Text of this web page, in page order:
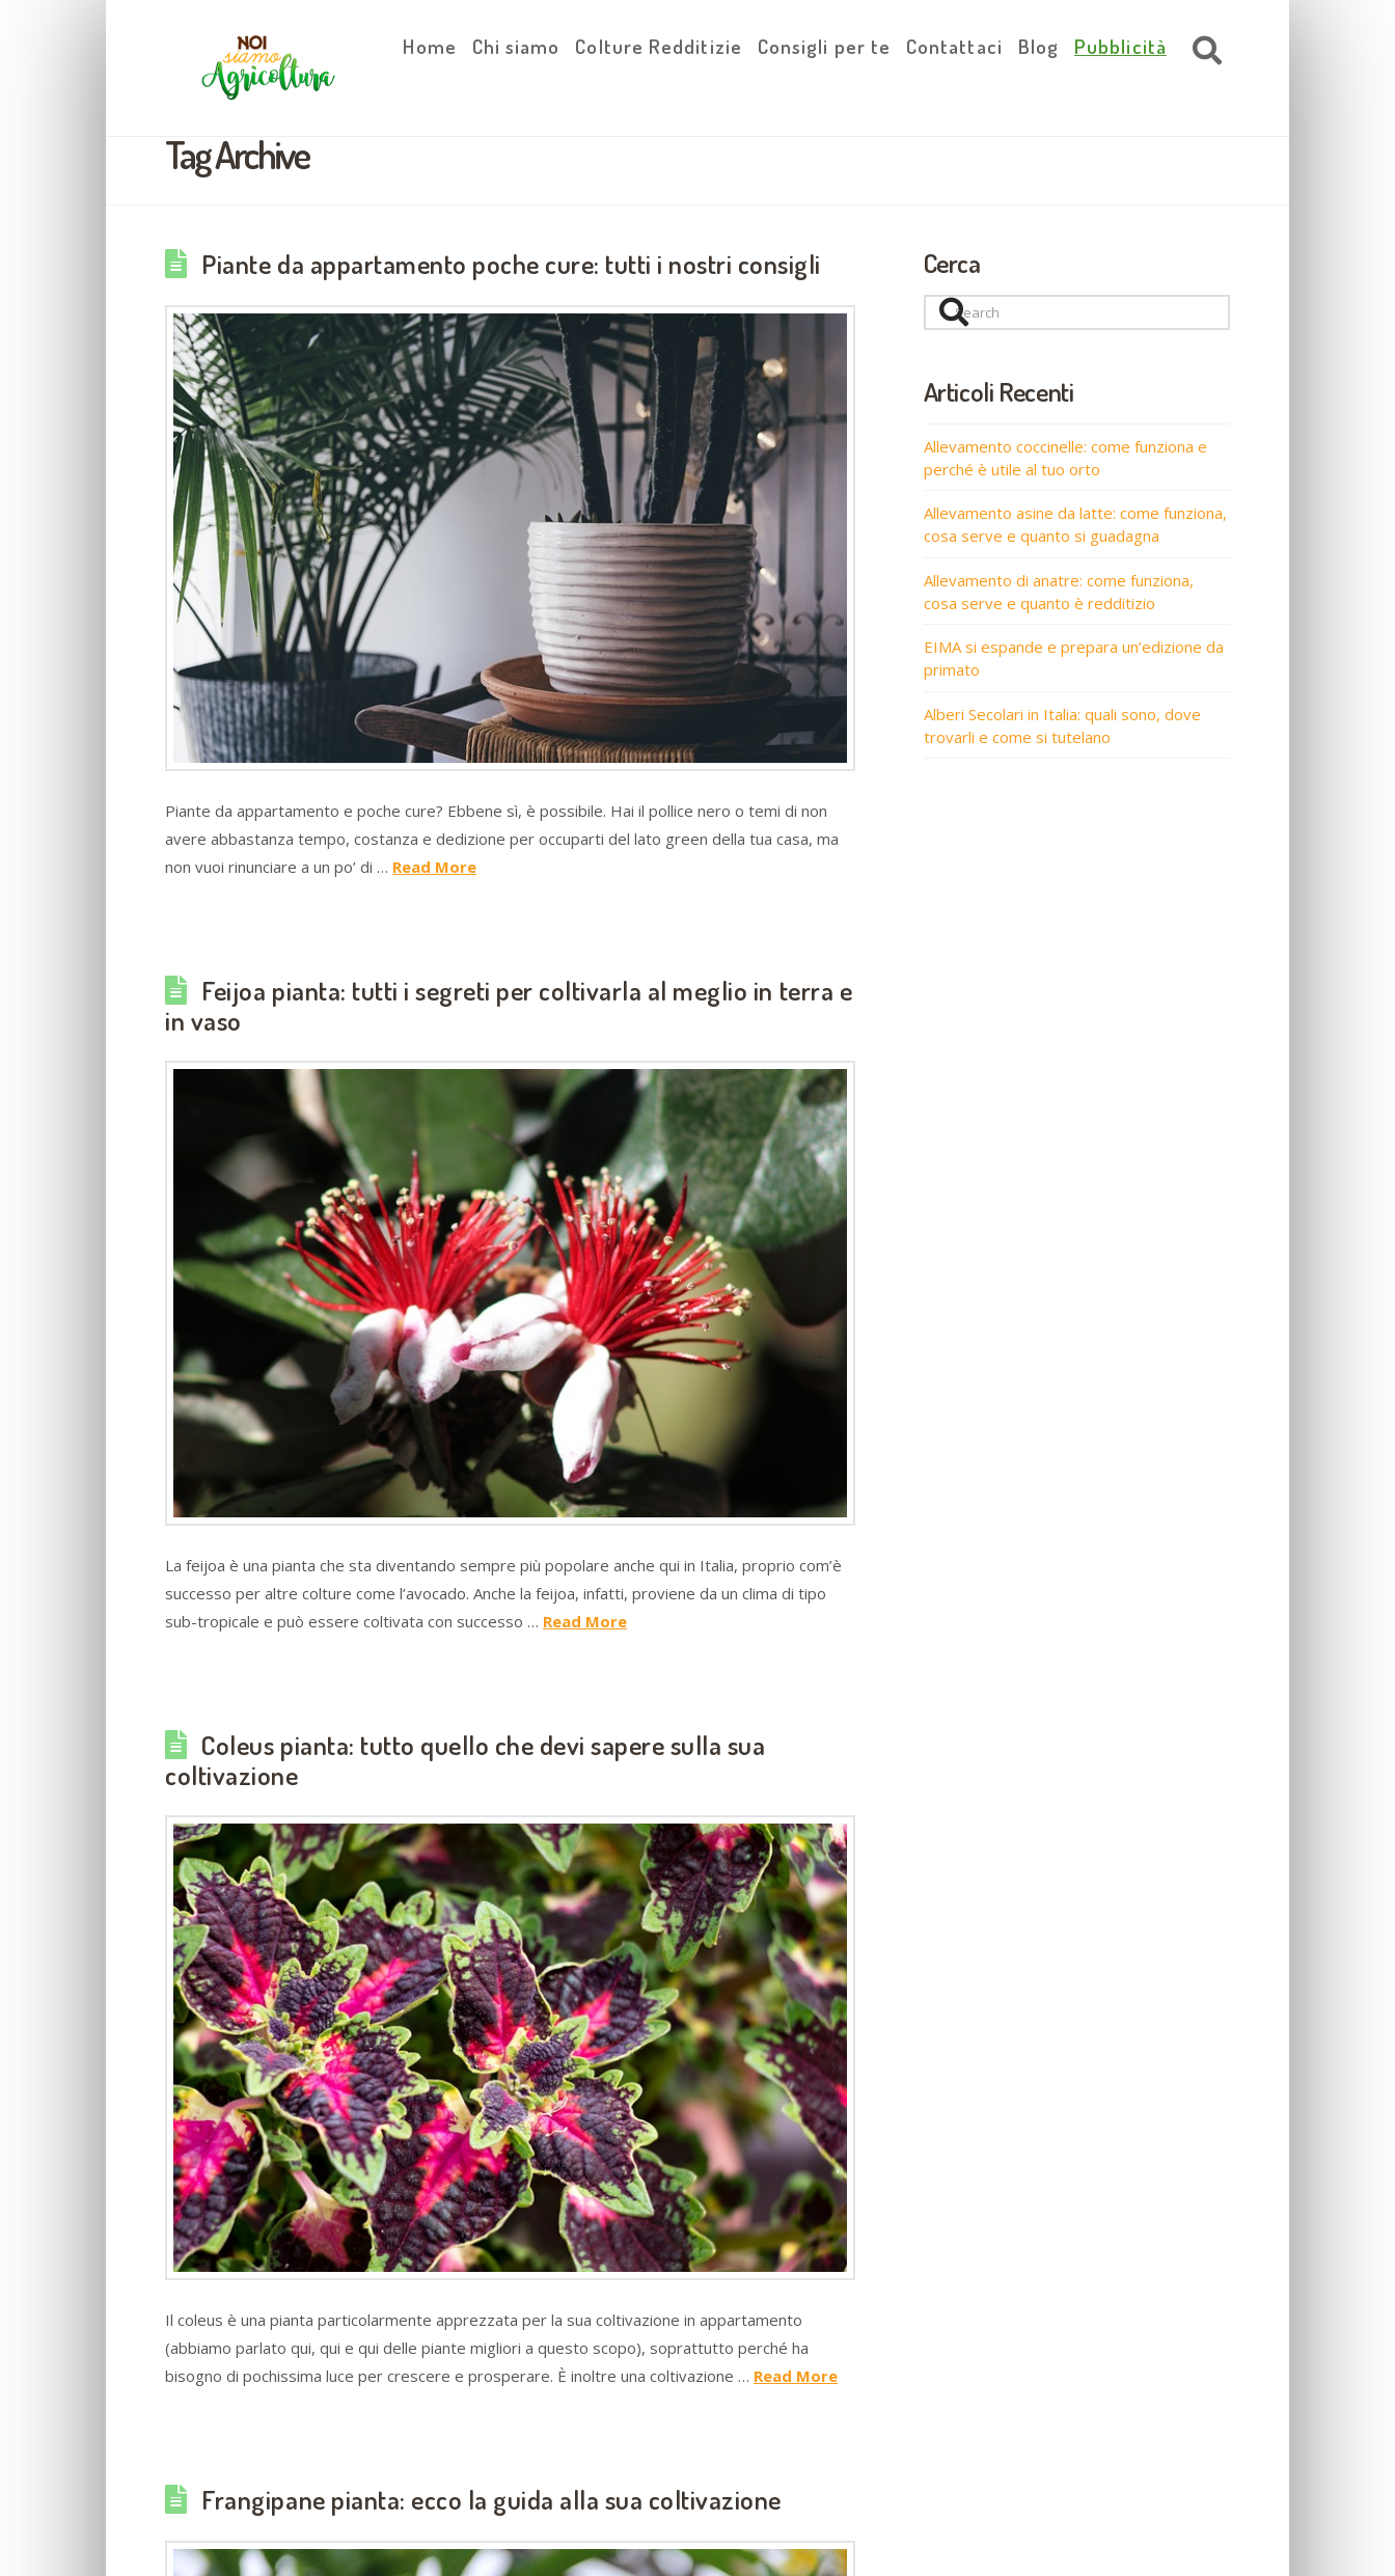
Home Chi siamo Colture Redditizie Consigli per te Contattaci Blog Pubblicità
Tag Archive
Piante da appartamento poche cure: tutti i nostri consigli
Piante da appartamento e poche cure? Ebbene sì, è possibile. Hai il pollice nero o temi di non
avere abbastanza tempo, costanza e dedizione per occuparti del lato green della tua casa, ma
non vuoi rinunciare a un po’ di … Read More
Feijoa pianta: tutti i segreti per coltivarla al meglio in terra e
in vaso
La feijoa è una pianta che sta diventando sempre più popolare anche qui in Italia, proprio com’è
successo per altre colture come l’avocado. Anche la feijoa, infatti, proviene da un clima di tipo
sub-tropicale e può essere coltivata con successo … Read More
Coleus pianta: tutto quello che devi sapere sulla sua
coltivazione
Il coleus è una pianta particolarmente apprezzata per la sua coltivazione in appartamento
(abbiamo parlato qui, qui e qui delle piante migliori a questo scopo), soprattutto perché ha
bisogno di pochissima luce per crescere e prosperare. È inoltre una coltivazione … Read More
Frangipane pianta: ecco la guida alla sua coltivazione
Cerca
Search
Articoli Recenti
Allevamento coccinelle: come funziona e
perché è utile al tuo orto
Allevamento asine da latte: come funziona,
cosa serve e quanto si guadagna
Allevamento di anatre: come funziona,
cosa serve e quanto è redditizio
EIMA si espande e prepara un’edizione da
primato
Alberi Secolari in Italia: quali sono, dove
trovarli e come si tutelano